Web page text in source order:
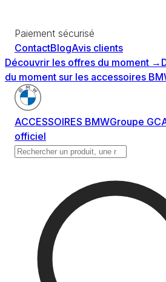
Paiement sécurisé
ContactBlogAvis clients
Découvrir les offres du moment →
du moment sur les accessoires
ACCESSOIRES BMWGroupe
officiel